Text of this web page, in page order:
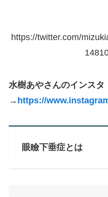
https://twitter.com/
水樹あやさんのインスタ
→ https://
眼瞼下垂症とは